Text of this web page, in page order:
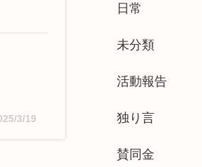
3/19
日常
未分類
活動報告
独り言
賛同金